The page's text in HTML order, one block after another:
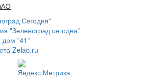
Сегодня"
"Зеленоград сегодня"
дом "41"
Zelao.ru